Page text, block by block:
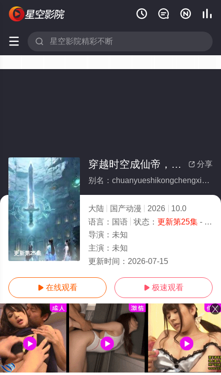
   
 
更新第25集
 分享
穿越时空成仙帝，系统迟到八万年
别名：chuanyueshikongchengxiandixitongchidaobawannian
大陆 国产动漫 2026
10.0
语言： 国语 状态： 更新第25集- 免费在线观看
导演： 未知
主演： 未知
更新时间： 2026-07-15
 在线观看  极速观看